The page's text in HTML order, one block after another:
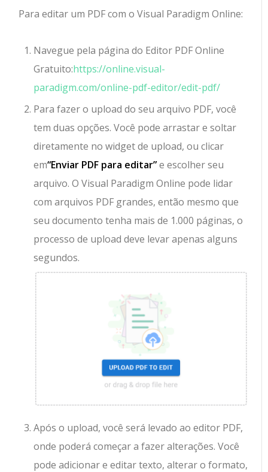
Para editar um PDF com o Visual Paradigm Online:
Navegue pela página do Editor PDF Online
Gratuito:https://online.visual-
paradigm.com/online-pdf-editor/edit-pdf/
Para fazer o upload do seu arquivo PDF, você
tem duas opções. Você pode arrastar e soltar
diretamente no widget de upload, ou clicar
em“Enviar PDF para editar”e escolher seu
arquivo. O Visual Paradigm Online pode lidar
com arquivos PDF grandes, então mesmo que
seu documento tenha mais de 1.000 páginas, o
processo de upload deve levar apenas alguns
segundos.
Após o upload, você será levado ao editor PDF,
onde poderá começar a fazer alterações. Você
pode adicionar e editar texto, alterar o formato,